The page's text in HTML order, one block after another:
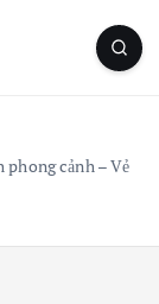
phong cảnh – Vẻ